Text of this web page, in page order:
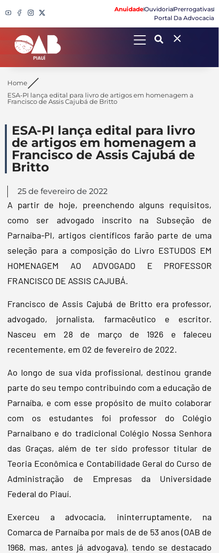
AnuidadeOuvidoriaPrerrogativas
Portal Da Advocacia
Search
Home
ESA-PI lança edital para livro de artigos em homenagem a
Francisco de Assis Cajubá de Britto
ESA-PI lança edital para livro
de artigos em homenagem a
Francisco de Assis Cajubá de
Britto
25 de fevereiro de 2022
A partir de hoje, preenchendo alguns requisitos,
como ser advogado inscrito na Subseção de
Parnaíba-PI, artigos científicos farão parte de uma
seleção para a composição do Livro ESTUDOS EM
HOMENAGEM AO ADVOGADO E PROFESSOR
FRANCISCO DE ASSIS CAJUBÁ.
Francisco de Assis Cajubá de Britto era professor,
advogado, jornalista, farmacêutico e escritor.
Nasceu em 28 de março de 1926 e faleceu
recentemente, em 02 de fevereiro de 2022.
Ao longo de sua vida profissional, destinou grande
parte do seu tempo contribuindo com a educação de
Parnaíba, e com esse propósito de muito colaborar
com os estudantes foi professor do Colégio
Parnaibano e do tradicional Colégio Nossa Senhora
das Graças, além de ter sido professor titular de
Teoria Econômica e Contabilidade Geral do Curso de
Administração de Empresas da Universidade
Federal do Piauí.
Exerceu a advocacia, ininterruptamente, na
Comarca de Parnaíba por mais de de 53 anos (OAB de
1968, mas, antes já advogava), tendo se destacado